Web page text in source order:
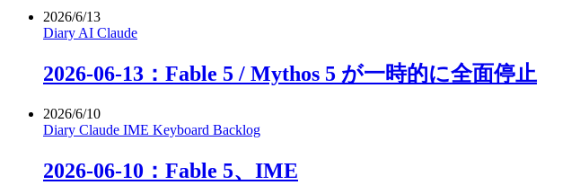
2026/6/13
DiaryAI Claude
2026-06-13：Fable 5 / Mythos 5 が一時的に全面停止
2026/6/10
Diary Claude IME Keyboard Backlog
2026-06-10：Fable 5、IME